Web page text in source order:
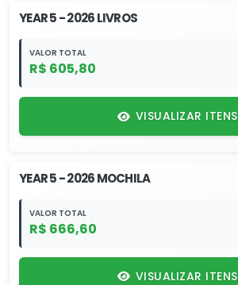
YEAR 5 - 2026 LIVROS
VALOR TOTAL
R$ 605,80
VISUALIZAR ITENS
YEAR 5 - 2026 MOCHILA
VALOR TOTAL
R$ 666,60
VISUALIZAR ITENS